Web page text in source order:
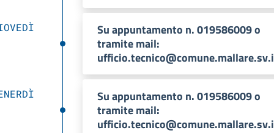
Su appuntamento n. 019586009 o
tramite mail:
Su appuntamento n. 019586009 o
tramite mail: